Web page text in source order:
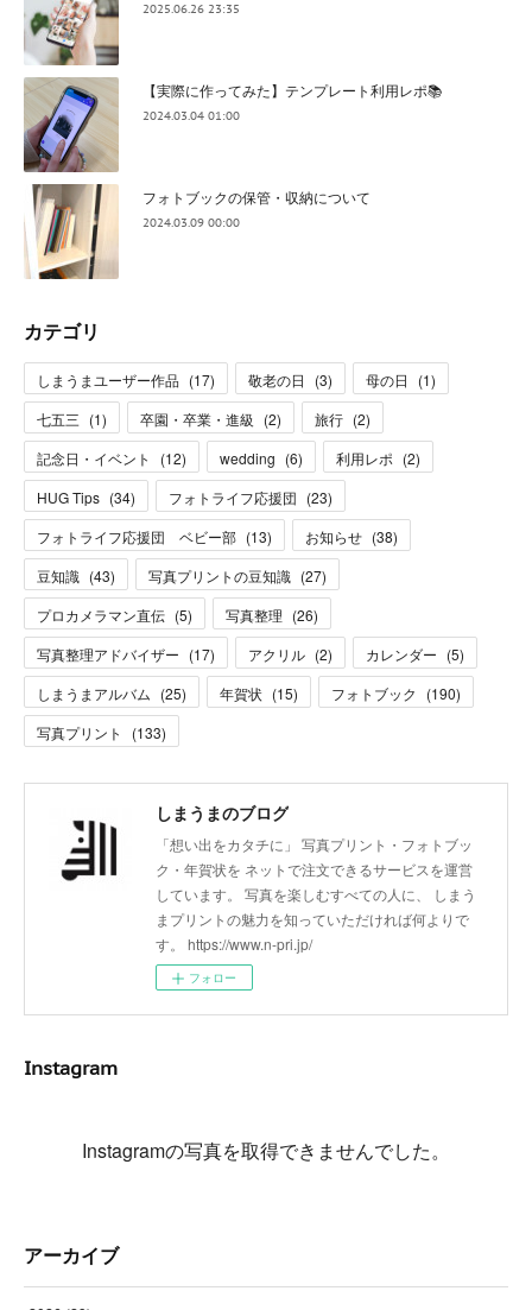
2025.06.26 23:35
【実際に作ってみた】テンプレート利用レポ📚
2024.03.04 01:00
フォトブックの保管・収納について
2024.03.09 00:00
カテゴリ
しまうまユーザー作品 (17) 敬老の日 (3) 母の日 (1)
七五三 (1) 卒園・卒業・進級 (2) 旅行 (2)
記念日・イベント
(12) wedding (6) 利用レポ (2)
HUG Tips (34) フォトライフ応援団 (23)
フォトライフ応援団 ベビー部 (13) お知らせ (38)
豆知識 (43) 写真プリントの豆知識 (27)
プロカメラマン直伝 (5) 写真整理 (26)
写真整理アドバイザー (17) アクリル (2) カレンダー (5)
しまうまアルバム (25) 年賀状 (15) フォトブック (190)
写真プリント
(133)
しまうまのブログ
「想い出をカタチに」 写真プリント・フォトブッ
ク・年賀状を ネットで注文できるサービスを運営
しています。 写真を楽しむすべての人に、 しまう
まプリントの魅力を知っていただければ何よりで
す。 https://www.n-pri.jp/
フォロー
Instagram
Instagramの写真を取得できませんでした。
アーカイブ